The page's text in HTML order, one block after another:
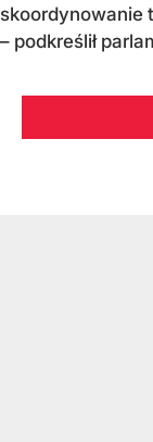
skoordynowanie
– podkreślił